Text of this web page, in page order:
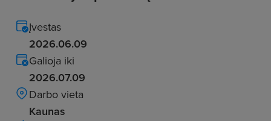
Įvestas
2026.06.09
Galioja iki
2026.07.09
Darbo vieta
Kaunas